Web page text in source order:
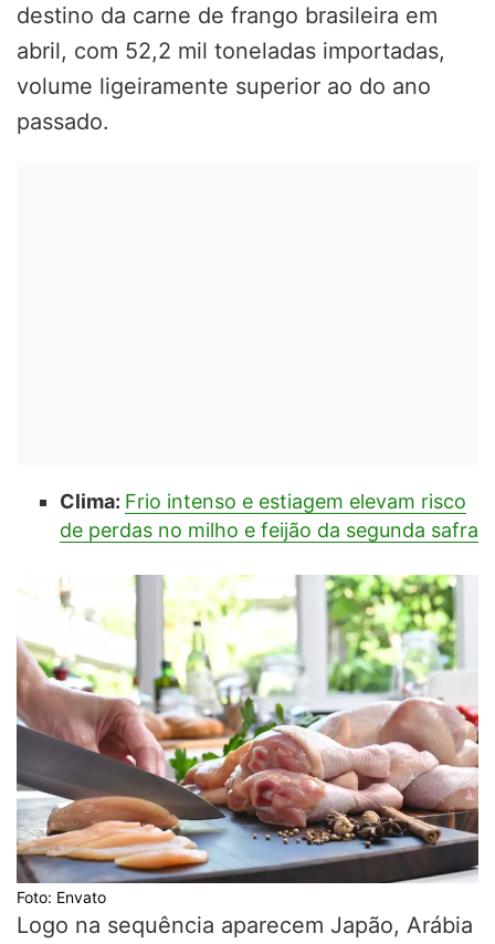
destino da carne de frango brasileira em
abril, com 52,2 mil toneladas importadas,
volume ligeiramente superior ao do ano
passado.
Clima: Frio intenso e estiagem elevam risco
de perdas no milho e feijão da segunda safra
Foto: Envato
Logo na sequência aparecem Japão, Arábia